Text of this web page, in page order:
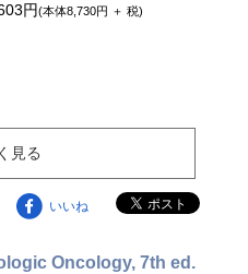
円(本体8,730円 ＋ 税)
見る
いいね
Oncology, 7th ed.